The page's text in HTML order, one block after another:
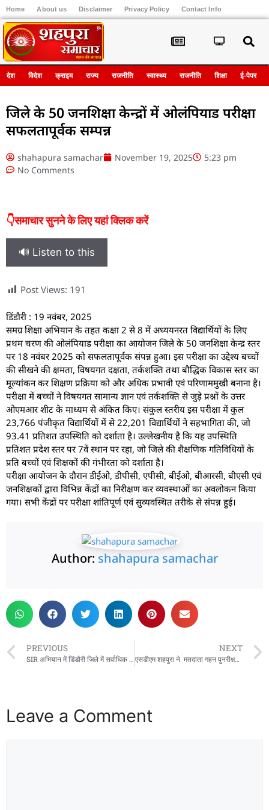
Home About us Disclaimer Privacy Policy Contact Info
देश विदेश क्राइम राज्य राजनीति स्वास्थ्य राजनीति शिक्षा ई-पेपर
जिले के 50 जनशिक्षा केन्द्रों में ओलंपियाड परीक्षा
सफलतापूर्वक सम्पन्न
shahapura samachar November 19, 2025
5:23 pm
No Comments
👇समाचार सुनने के लिए यहां क्लिक करें
🔊 Listen to this
Post Views: 191
डिंडौरी : 19 नवंबर, 2025
समग्र शिक्षा अभियान के तहत कक्षा 2 से 8 में अध्ययनरत विद्यार्थियों के लिए
प्रथम चरण की ओलंपियाड परीक्षा का आयोजन जिले के 50 जनशिक्षा केन्द्र स्तर
पर 18 नवंबर 2025 को सफलतापूर्वक संपन्न हुआ। इस परीक्षा का उद्देश्य बच्चों
की सीखने की क्षमता, विषयगत दक्षता, तर्कशक्ति तथा बौद्धिक विकास स्तर का
मूल्यांकन कर शिक्षण प्रक्रिया को और अधिक प्रभावी एवं परिणाममुखी बनाना है।
परीक्षा में बच्चों ने विषयगत सामान्य ज्ञान एवं तर्कशक्ति से जुड़े प्रश्नों के उत्तर
ओएमआर शीट के माध्यम से अंकित किए। संकुल स्तरीय इस परीक्षा में कुल
23,766 पंजीकृत विद्यार्थियों में से 22,201 विद्यार्थियों ने सहभागिता की, जो
93.41 प्रतिशत उपस्थिति को दर्शाता है। उल्लेखनीय है कि यह उपस्थिति
प्रतिशत प्रदेश स्तर पर 7वें स्थान पर रहा, जो जिले की शैक्षणिक गतिविधियों के
प्रति बच्चों एवं शिक्षकों की गंभीरता को दर्शाता है।
परीक्षा आयोजन के दौरान डीईओ, डीपीसी, एपीसी, बीईओ, बीआरसी, बीएसी एवं
जनशिक्षकों द्वारा विभिन्न केंद्रों का निरीक्षण कर व्यवस्थाओं का अवलोकन किया
गया। सभी केंद्रों पर परीक्षा शांतिपूर्ण एवं सुव्यवस्थित तरीके से संपन्न हुई।
Author: shahapura samachar
PREVIOUS
SIR अभियान में डिंडौरी जिले में सर्वाधिक 98% प्रगति दर्ज — बीएलओ श्रीकांत कुमार मार्को बने जिले के टॉप परफॉर्मर
NEXT
एसडीएम शहपुरा ने मतदाता गहन पुनरीक्षण(SIR) कार्य अंतर्गत ग्राम बिलगांव , ढोंढा, अमठेरा, अमेरा का किया निरीक्षण ,समयावाधि मे कार्य पूरा करने दिए निर्देश
Leave a Comment